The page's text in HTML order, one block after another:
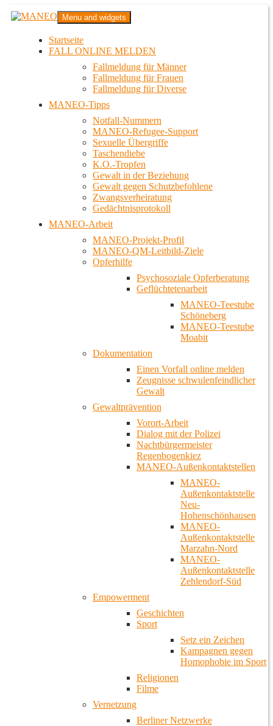
Zum
InhaltMANEO
Das schwule Anti-Gewalt-Projekt in Berlin
Menu and widgets
Startseite
FALL ONLINE MELDEN
Fallmeldung für Männer
Fallmeldung für Frauen
Fallmeldung für Diverse
MANEO-Tipps
Notfall-Nummern
MANEO-Refugee-Support
Sexuelle Übergriffe
Taschendiebe
K.O.-Tropfen
Gewalt in der Beziehung
Gewalt gegen Schutzbefohlene
Zwangsverheiratung
Gedächtnisprotokoll
MANEO-Arbeit
MANEO-Projekt-Profil
MANEO-QM-Leitbild-Ziele
Opferhilfe
Psychosoziale Opferberatung
Geflüchtetenarbeit
MANEO-Teestube
Schöneberg
MANEO-Teestube
Moabit
Dokumentation
Einen Vorfall online melden
Zeugnisse schwulenfeindlicher
Gewalt
Gewaltprävention
Vorort-Arbeit
Dialog mit der Polizei
Nachtbürgermeister
Regenbogenkiez
MANEO-Außenkontaktstellen
MANEO-
Außenkontaktstelle
Neu-
Hohenschönhausen
MANEO-
Außenkontaktstelle
Marzahn-Nord
MANEO-
Außenkontaktstelle
Zehlendorf-Süd
Empowerment
Geschichten
Sport
Setz ein Zeichen
Kampagnen gegen
Homophobie im Sport
Religionen
Filme
Vernetzung
Berliner Netzwerke